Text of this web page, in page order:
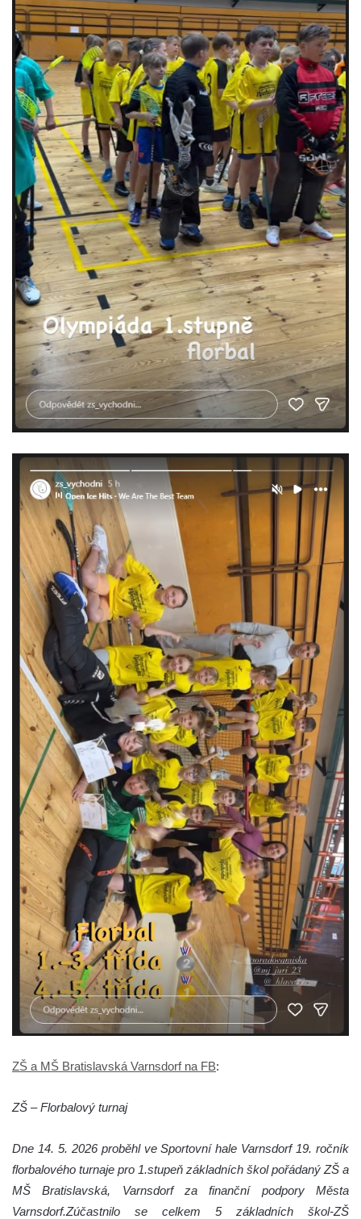
ZŠ a MŠ Bratislavská Varnsdorf na FB:
ZŠ – Florbalový turnaj
Dne 14. 5. 2026 proběhl ve Sportovní hale Varnsdorf 19. ročník
florbalového turnaje pro 1.stupeň základních škol pořádaný ZŠ a
MŠ Bratislavská, Varnsdorf za finanční podpory Města
Varnsdorf.Zúčastnilo se celkem 5 základních škol-ZŠ